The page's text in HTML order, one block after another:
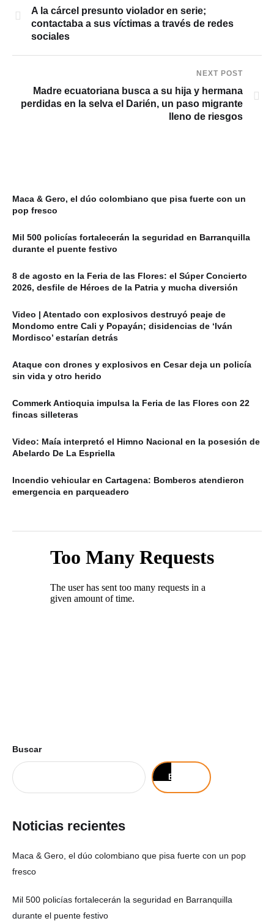
A la cárcel presunto violador en serie;
contactaba a sus víctimas a través de redes
sociales
NEXT POST
Madre ecuatoriana busca a su hija y hermana
perdidas en la selva el Darién, un paso migrante
lleno de riesgos
Maca & Gero, el dúo colombiano que pisa fuerte con un
pop fresco
Mil 500 policías fortalecerán la seguridad en Barranquilla
durante el puente festivo
8 de agosto en la Feria de las Flores: el Súper Concierto
2026, desfile de Héroes de la Patria y mucha diversión
Video | Atentado con explosivos destruyó peaje de
Mondomo entre Cali y Popayán; disidencias de ‘Iván
Mordisco’ estarían detrás
Ataque con drones y explosivos en Cesar deja un policía
sin vida y otro herido
Commerk Antioquia impulsa la Feria de las Flores con 22
fincas silleteras
Video: Maía interpretó el Himno Nacional en la posesión de
Abelardo De La Espriella
Incendio vehicular en Cartagena: Bomberos atendieron
emergencia en parqueadero
Buscar
Buscar
Noticias recientes
Maca & Gero, el dúo colombiano que pisa fuerte con un pop
fresco
Mil 500 policías fortalecerán la seguridad en Barranquilla
durante el puente festivo